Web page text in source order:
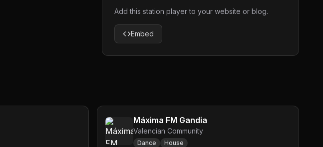
Add this station player to your website or blog.
Embed
Máxima FM Gandia
Valencian Community
Dance House